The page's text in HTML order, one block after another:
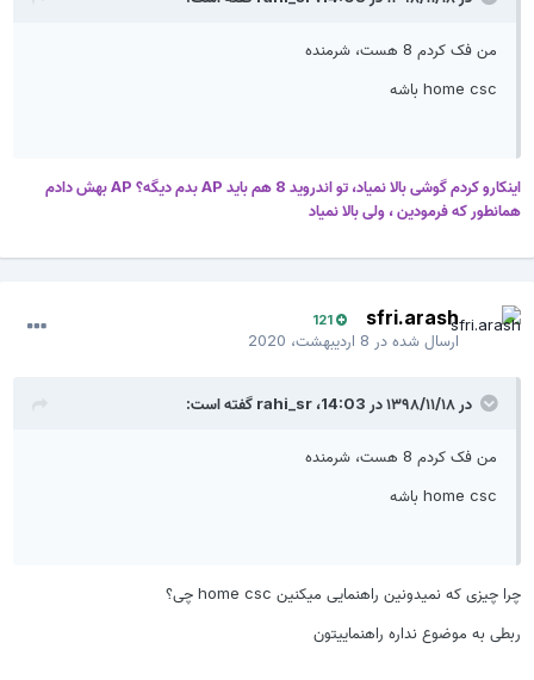
من فک کردم 8 هست، شرمنده
home csc باشه
اینکارو کردم گوشی بالا نمیاد، تو اندروید 8 هم باید AP بدم دیگه؟ AP بهش دادم
همانطور که فرمودین ، ولی بالا نمیاد
sfri.arash
121
ارسال شده در8 اردیبهشت، 2020
در ۱۳۹۸/۱۱/۱۸ در 14:03، rahi_srگفته است:
من فک کردم 8 هست، شرمنده
home csc باشه
چرا چیزی که نمیدونین راهنمایی میکنین home csc چی؟
ربطی به موضوع نداره راهنماییتون